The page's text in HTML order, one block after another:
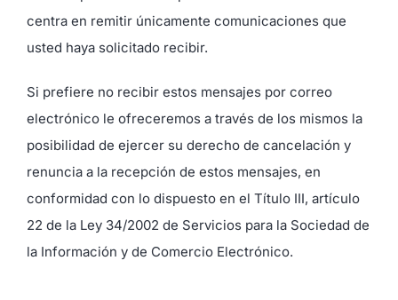
centra en remitir únicamente comunicaciones que
usted haya solicitado recibir.
Si prefiere no recibir estos mensajes por correo
electrónico le ofreceremos a través de los mismos la
posibilidad de ejercer su derecho de cancelación y
renuncia a la recepción de estos mensajes, en
conformidad con lo dispuesto en el Título III, artículo
22 de la Ley 34/2002 de Servicios para la Sociedad de
la Información y de Comercio Electrónico.